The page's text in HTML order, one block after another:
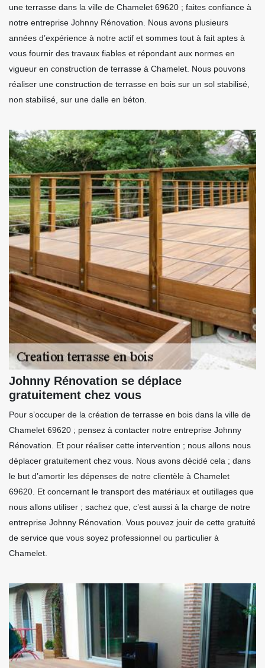
une terrasse dans la ville de Chamelet 69620 ; faites confiance à
notre entreprise Johnny Rénovation. Nous avons plusieurs
années d’expérience à notre actif et sommes tout à fait aptes à
vous fournir des travaux fiables et répondant aux normes en
vigueur en construction de terrasse à Chamelet. Nous pouvons
réaliser une construction de terrasse en bois sur un sol stabilisé,
non stabilisé, sur une dalle en béton.
Johnny Rénovation se déplace
gratuitement chez vous
Pour s’occuper de la création de terrasse en bois dans la ville de
Chamelet 69620 ; pensez à contacter notre entreprise Johnny
Rénovation. Et pour réaliser cette intervention ; nous allons nous
déplacer gratuitement chez vous. Nous avons décidé cela ; dans
le but d’amortir les dépenses de notre clientèle à Chamelet
69620. Et concernant le transport des matériaux et outillages que
nous allons utiliser ; sachez que, c’est aussi à la charge de notre
entreprise Johnny Rénovation. Vous pouvez jouir de cette gratuité
de service que vous soyez professionnel ou particulier à
Chamelet.